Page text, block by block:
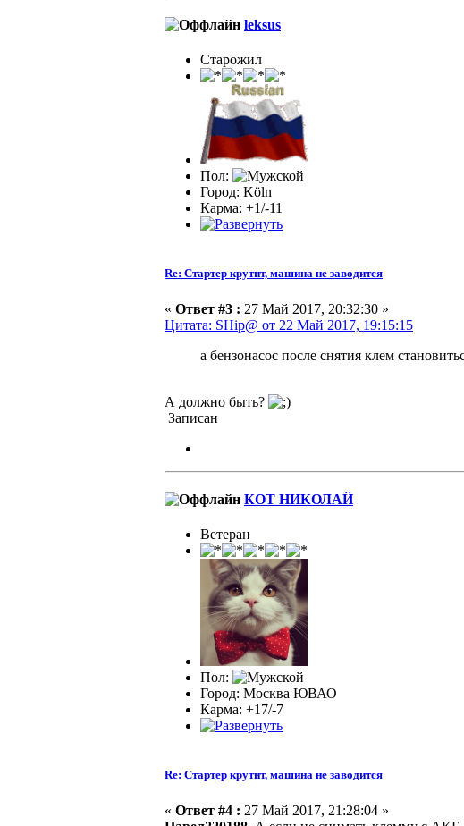
leksus
Старожил
Пол:
Город: Köln
Карма: +1/-11
Re: Стартер крутит, машина не заводится
« Ответ #3 : 27 Май 2017, 20:32:30 »
Цитата: SHip@ от 22 Май 2017, 19:15:15
а бензонасос после снятия клем
А должно быть?
Записан
КОТ НИКОЛАЙ
Ветеран
Пол:
Город: Москва ЮВАО
Карма: +17/-7
Re: Стартер крутит, машина не заводится
« Ответ #4 : 27 Май 2017, 21:28:04 »